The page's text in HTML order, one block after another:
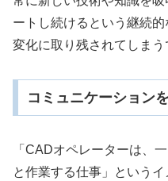
ートし続けるという継続
変化に取り残されてしまう
コミュニケーション
「CADオペレーターは、
と作業する仕事」という